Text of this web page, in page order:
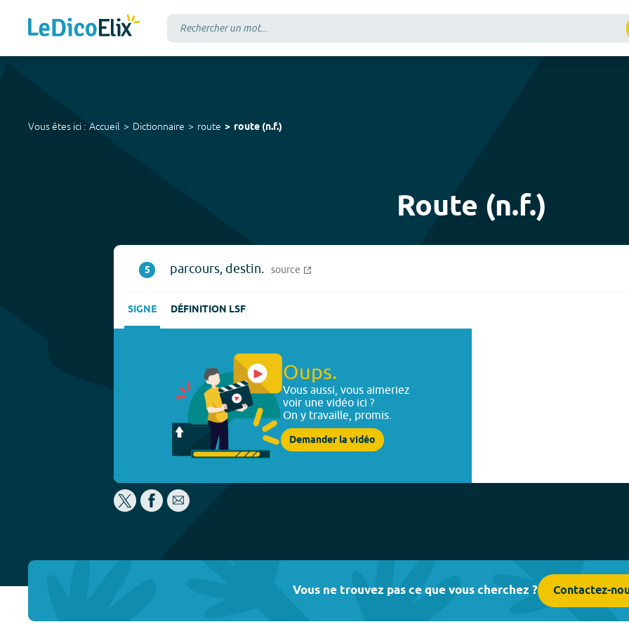
Vous êtes ici : Accueil Dictionnaire route route (n.f.)
Route (n.f.)
5 parcours, destin. source
SIGNE DÉFINITION LSF
Oups.
Vous aussi, vous aimeriez
voir une vidéo ici ?
On y travaille, promis.
Demander la vidéo
Vous ne trouvez pas ce que vous cherchez ? Contactez-